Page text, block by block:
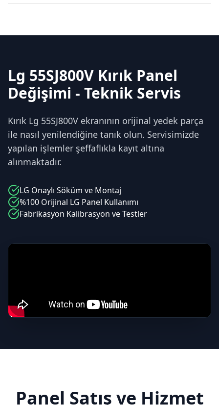
Lg 55SJ800V Kırık Panel
Değişimi - Teknik Servis
Kırık Lg 55SJ800V ekranının orijinal yedek parça
ile nasıl yenilendiğine tanık olun. Servisimizde
yapılan işlemler şeffaflıkla kayıt altına
alınmaktadır.
LG Onaylı Söküm ve Montaj
%100 Orijinal LG Panel Kullanımı
Fabrikasyon Kalibrasyon ve Testler
Panel Satış ve Hizmet